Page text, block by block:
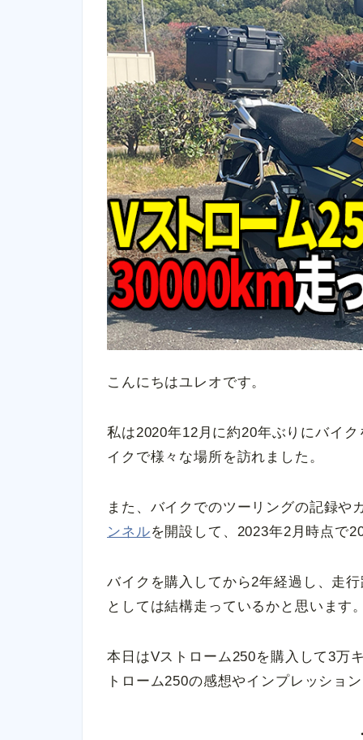
こんにちはユレオです。
私は2020年12月に約20年ぶりにバイ
イクで様々な場所を訪れました。
また、バイクでのツーリングの記録や
ンネルを開設して、2023年2月時点で
バイクを購入してから2年経過し、走
としては結構走っているかと思います
本日はVストローム250を購入して3万
トローム250の感想やインプレッショ